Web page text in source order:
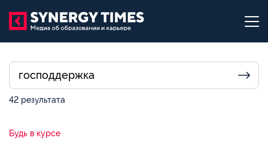
42 результата
Будь в курсе